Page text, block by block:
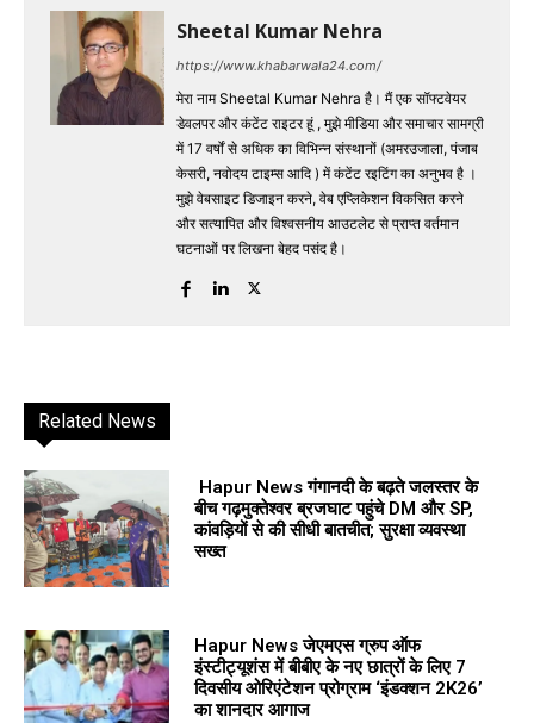
Sheetal Kumar Nehra
https://www.khabarwala24.com/
मेरा नाम Sheetal Kumar Nehra है। मैं एक सॉफ्टवेयर
डेवलपर और कंटेंट राइटर हूं , मुझे मीडिया और समाचार सामग्री
में 17 वर्षों से अधिक का विभिन्न संस्थानों (अमरउजाला, पंजाब
केसरी, नवोदय टाइम्स आदि ) में कंटेंट रइटिंग का अनुभव है ।
मुझे वेबसाइट डिजाइन करने, वेब एप्लिकेशन विकसित करने
और सत्यापित और विश्वसनीय आउटलेट से प्राप्त वर्तमान
घटनाओं पर लिखना बेहद पसंद है।
Related News
Hapur News गंगानदी के बढ़ते जलस्तर के
बीच गढ़मुक्तेश्वर ब्रजघाट पहुंचे DM और SP,
कांवड़ियों से की सीधी बातचीत; सुरक्षा व्यवस्था
सख्त
Hapur News जेएमएस ग्रुप ऑफ
इंस्टीट्यूशंस में बीबीए के नए छात्रों के लिए 7
दिवसीय ओरिएंटेशन प्रोग्राम ‘इंडक्शन 2K26’
का शानदार आगाज